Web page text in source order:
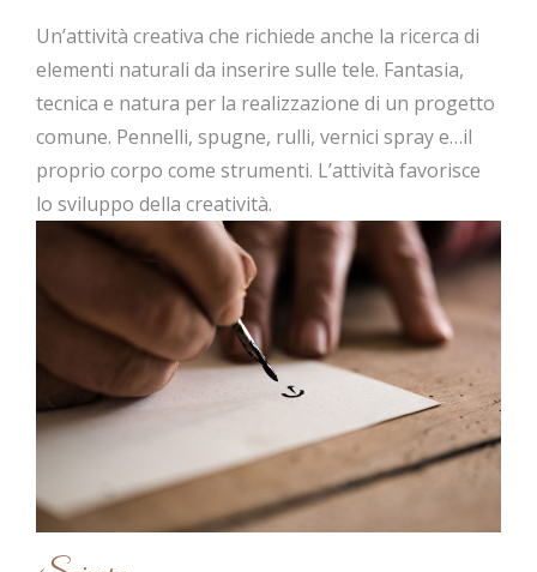
Un’attività creativa che richiede anche la ricerca di
elementi naturali da inserire sulle tele. Fantasia,
tecnica e natura per la realizzazione di un progetto
comune. Pennelli, spugne, rulli, vernici spray e…il
proprio corpo come strumenti. L’attività favorisce
lo sviluppo della creatività.